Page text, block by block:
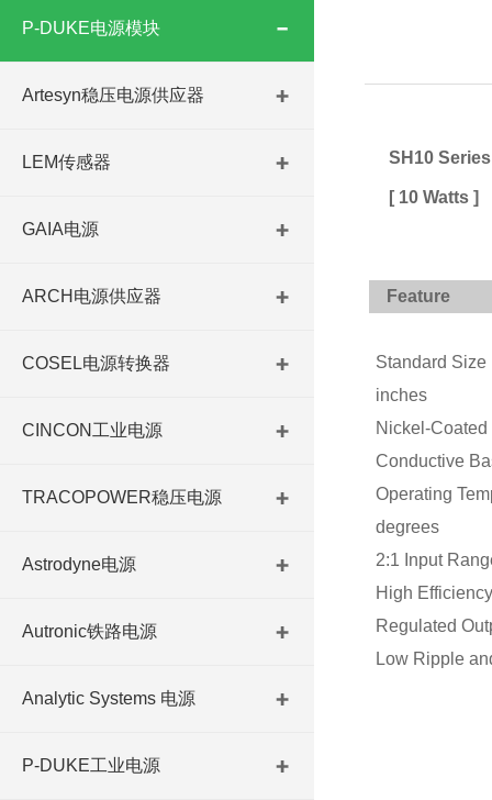
P-DUKE电源模块
Artesyn稳压电源供应器
LEM传感器
GAIA电源
ARCH电源供应器
COSEL电源转换器
CINCON工业电源
TRACOPOWER稳压电源
Astrodyne电源
Autronic铁路电源
Analytic Systems 电源
P-DUKE工业电源
SH10 Series
[ 10 Watts ]
Feature
Standard Size
inches
Nickel-
Conductive
Operating
degrees
2:1 Input
High
Regulated
Low Ripple